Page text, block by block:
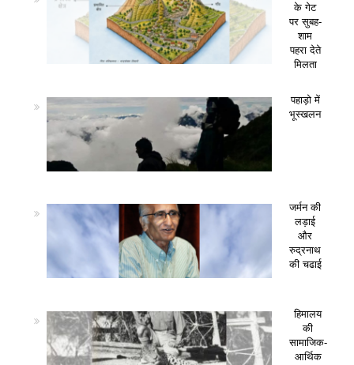
के गेट
पर सुबह-
शाम
पहरा देते
मिलता
पहाड़ो में
भूस्खलन
जर्मन की
लड़ाई
और
रुद्रनाथ
की चढाई
हिमालय
की
सामाजिक-
आर्थिक